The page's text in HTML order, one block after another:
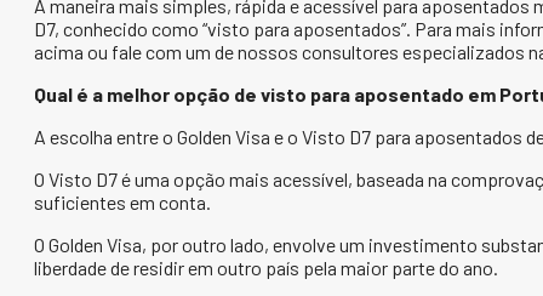
A maneira mais simples, rápida e acessível para
D7, conhecido como “visto para aposentados”. Para mais
acima ou fale com um de nossos consultores especializados
Qual é a melhor opção de visto para aposentado em
A escolha entre o Golden Visa e o Visto D7 para aposentados
O Visto D7 é uma opção mais acessível, baseada na
suficientes em conta.
O Golden Visa, por outro lado, envolve um investimento
liberdade de residir em outro país pela maior parte do ano.